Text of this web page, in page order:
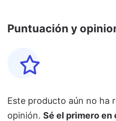
Puntuación y
Este producto aún no ha
opinión. Sé el primero en